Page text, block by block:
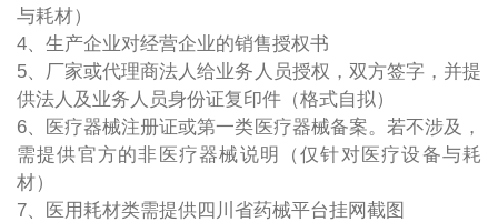
与耗材）
4、生产企业对经营企业的销售授权书
5、厂家或代理商法人给业务人员授权，双方签字，并提
供法人及业务人员身份证复印件（格式自拟）
6、医疗器械注册证或第一类医疗器械备案。若不涉及，
需提供官方的非医疗器械说明（仅针对医疗设备与耗
材）
7、医用耗材类需提供四川省药械平台挂网截图